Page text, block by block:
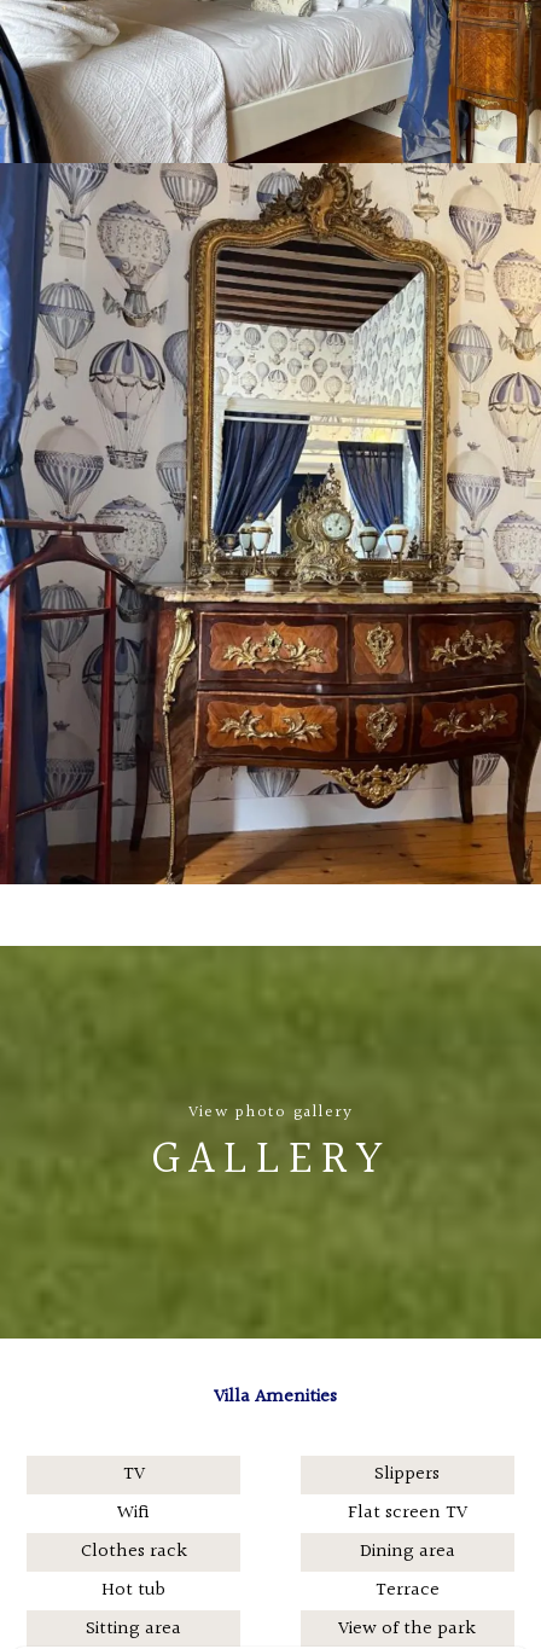
View photo gallery
GALLERY
Villa Amenities
TV
Wifi
Clothes rack
Hot tub
Sitting area
Slippers
Flat screen TV
Dining area
Terrace
View of the park